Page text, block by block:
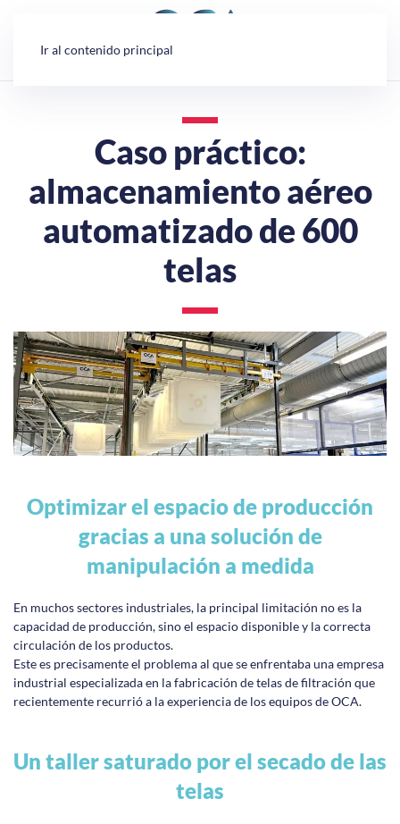
Ir al contenido principal
Caso práctico:
almacenamiento aéreo
automatizado de 600
telas
Optimizar el espacio de producción
gracias a una solución de
manipulación a medida
En muchos sectores industriales, la principal limitación no es la
capacidad de producción, sino el espacio disponible y la correcta
circulación de los productos.
Este es precisamente el problema al que se enfrentaba una empresa
industrial especializada en la fabricación de telas de filtración que
recientemente recurrió a la experiencia de los equipos de OCA.
Un taller saturado por el secado de las
telas